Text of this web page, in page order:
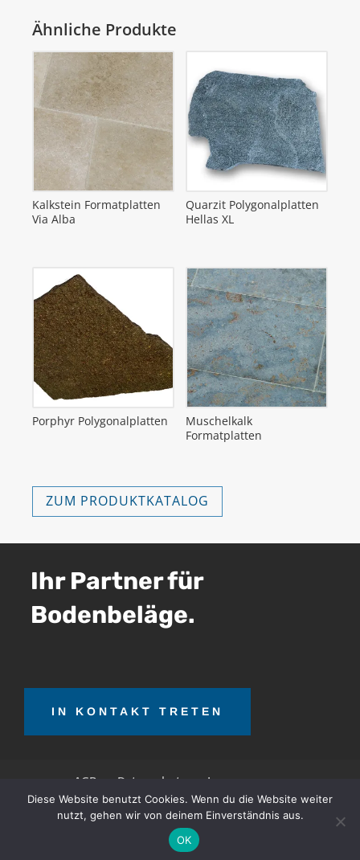
Ähnliche Produkte
Kalkstein Formatplatten
Via Alba
Quarzit Polygonalplatten
Hellas XL
Porphyr Polygonalplatten
Muschelkalk
Formatplatten
ZUM PRODUKTKATALOG
Ihr Partner für
Bodenbeläge.
IN KONTAKT TRETEN
AGB Datenschutz Impressum
OTT Teerrecycling GmbH © 2026. Alle Rechte
vorbehalten.
Diese Website benutzt Cookies. Wenn du die Website weiter
nutzt, gehen wir von deinem Einverständnis aus.
OK